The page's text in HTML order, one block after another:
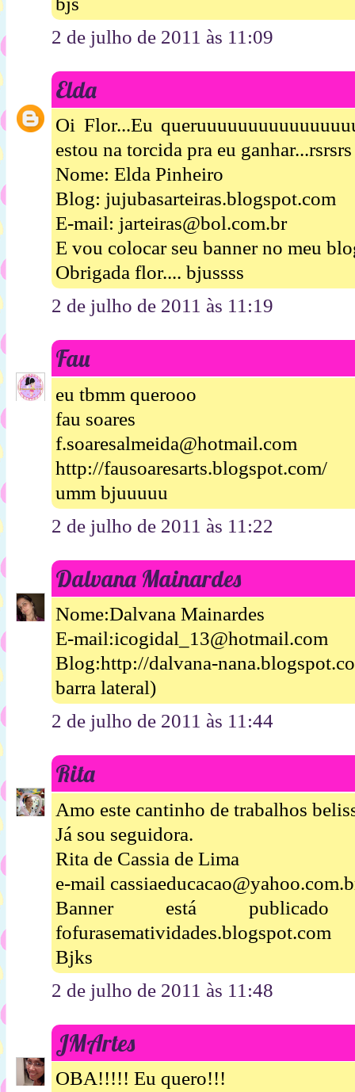
2 de julho de 2011 às 11:09
Elda
Oi Flor...Eu
estou na torcida pra eu ganhar...rsrsrs
Nome: Elda Pinheiro
Blog: jujubasarteiras.blogspot.com
E-mail: jarteiras@bol.com.br
E vou colocar seu banner no meu
Obrigada flor.... bjussss
2 de julho de 2011 às 11:19
Fau
eu tbmm querooo
fau soares
f.soaresalmeida@hotmail.com
http://fausoaresarts.blogspot.com/
umm bjuuuuu
2 de julho de 2011 às 11:22
Dalvana Mainardes
Nome:Dalvana Mainardes
E-mail:icogidal_13@hotmail.com
Blog:http://dalvana-
barra lateral)
2 de julho de 2011 às 11:44
Rita
Amo este cantinho de trabalhos
Já sou seguidora.
Rita de Cassia de Lima
e-mail
Banner está
fofurasematividades.blogspot.com
Bjks
2 de julho de 2011 às 11:48
JMArtes
OBA!!!!! Eu quero!!!